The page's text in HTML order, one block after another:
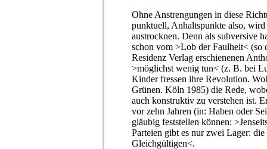
Ohne Anstrengungen in diese
punktuell, Anhaltspunkte also,
austrocknen. Denn als subversive
schon vom >Lob der Faulheit< (so
Residenz Verlag erschienenen
>möglichst wenig tun< (z. B. bei
Kinder fressen ihre Revolution.
Grünen. Köln 1985) die Rede,
auch konstruktiv zu verstehen ist.
vor zehn Jahren (in: Haben oder
gläubig feststellen können:
Parteien gibt es nur zwei Lager:
Gleichgültigen<.